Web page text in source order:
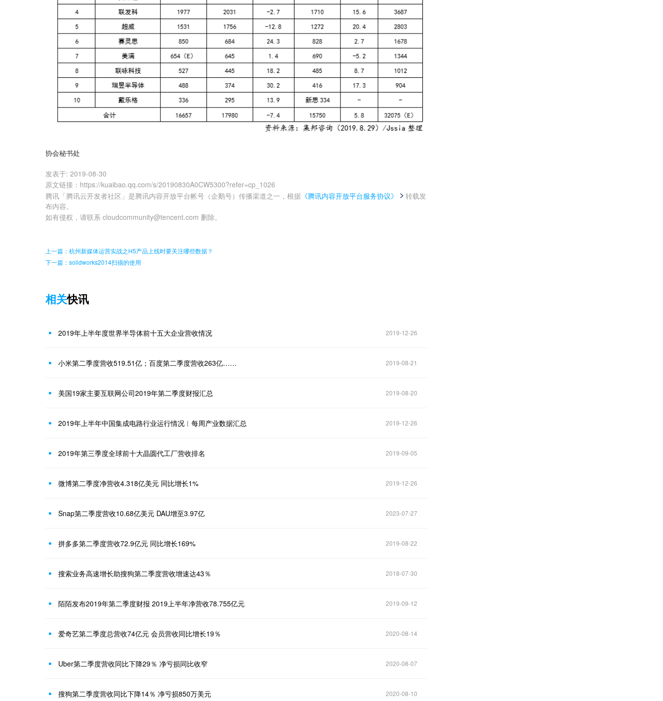
协会秘书处
发表于: 2019-08-30
原文链接 ： https://kuaibao.qq.com/s/20190830A0CW5300?refer=cp_1026
腾讯「腾讯云开发者社区」是腾讯内容开放平台帐号（企鹅号）传播渠道之一，根据 《腾讯内容开放平台服务协议》
转载发
布内容。
如有侵权，请联系 cloudcommunity@tencent.com 删除。
上一篇：杭州新媒体运营实战之H5产品上线时要关注哪些数据？
下一篇：solidworks2014扫描的使用
相关快讯
2019年上半年度世界半导体前十五大企业营收情况 2019-12-26
小米第二季度营收519.51亿；百度第二季度营收263亿…… 2019-08-21
美国19家主要互联网公司2019年第二季度财报汇总 2019-08-20
2019年上半年中国集成电路行业运行情况︱每周产业数据汇总 2019-12-26
2019年第三季度全球前十大晶圆代工厂营收排名 2019-09-05
微博第二季度净营收4.318亿美元 同比增长1% 2019-12-26
Snap第二季度营收10.68亿美元 DAU增至3.97亿 2023-07-27
拼多多第二季度营收72.9亿元 同比增长169% 2019-08-22
搜索业务高速增长助搜狗第二季度营收增速达43％ 2018-07-30
陌陌发布2019年第二季度财报 2019上半年净营收78.755亿元 2019-09-12
爱奇艺第二季度总营收74亿元 会员营收同比增长19％ 2020-08-14
Uber第二季度营收同比下降29％ 净亏损同比收窄 2020-08-07
搜狗第二季度营收同比下降14％ 净亏损850万美元 2020-08-10